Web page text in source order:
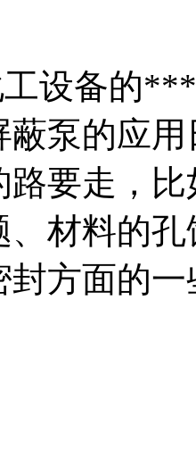
设备的
蔽泵的应
路要走，
、材料的
封方面的